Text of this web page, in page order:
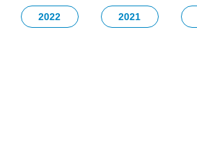
2022 2021